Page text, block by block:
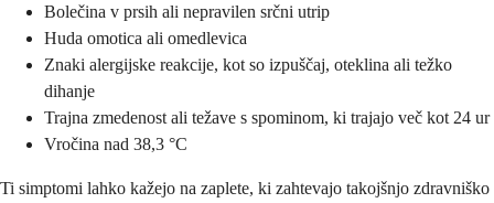
Bolečina v prsih ali nepravilen srčni utrip
Huda omotica ali omedlevica
Znaki alergijske reakcije, kot so izpuščaj, oteklina ali težko
dihanje
Trajna zmedenost ali težave s spominom, ki trajajo več kot 24 ur
Vročina nad 38,3 °C
Ti simptomi lahko kažejo na zaplete, ki zahtevajo takojšnjo zdravniško